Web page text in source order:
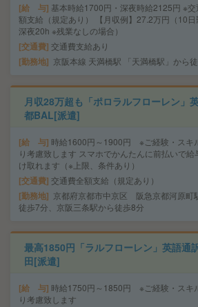
給 与 基本時給1700円・深夜時給2125円 ※交
額支給（規定あり） 【月収例】27.2万円（10日
深夜20h ※残業なしの場合）
交通費 交通費支給あり
勤務地 京阪本線 天満橋駅 「天満橋駅」から
月収28万超も「ポロラルフローレン
都BAL[派遣]
給 与 時給1600円～1900円 ※ご経験・スキ
り考慮致します スマホでかんたんに前払いで給
け取れます（※上限、条件あり）
交通費 交通費全額支給（規定あり）
勤務地
京都府京都市中京区 阪急京都河原町
徒歩7分、京阪三条駅から徒歩8分
最高1850円「ラルフローレン」英語
田[派遣]
給 与 時給1750円～1850円 ※ご経験・スキ
り考慮致します